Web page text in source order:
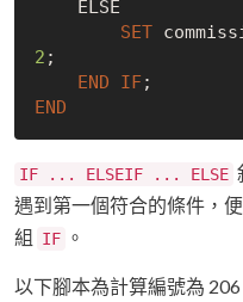
SET
2 ;
END
IF
END
IF ... ELSEIF ... ELSE
遇到第一個符合的條件，
組
IF 。
以下腳本為計算編號為